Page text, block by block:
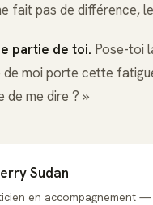
fait pas de différence,
partie de toi. Pose-toi
moi porte cette
de me dire ? »
Sudan
en accompagnement —